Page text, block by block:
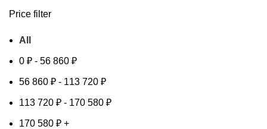
Price filter
All
0 ₽ - 56 860 ₽
56 860 ₽ - 113 720 ₽
113 720 ₽ - 170 580 ₽
170 580 ₽ +